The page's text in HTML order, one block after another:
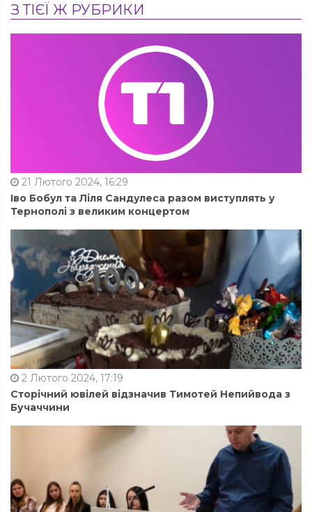
З ТІЄЇ Ж РУБРИКИ
21 Лютого 2024, 16:29
Іво Бобул та Ліля Сандулеса разом виступлять у
Тернополі з великим концертом
2 Лютого 2024, 17:19
Сторічний ювілей відзначив Тимотей Непийвода з
Бучаччини